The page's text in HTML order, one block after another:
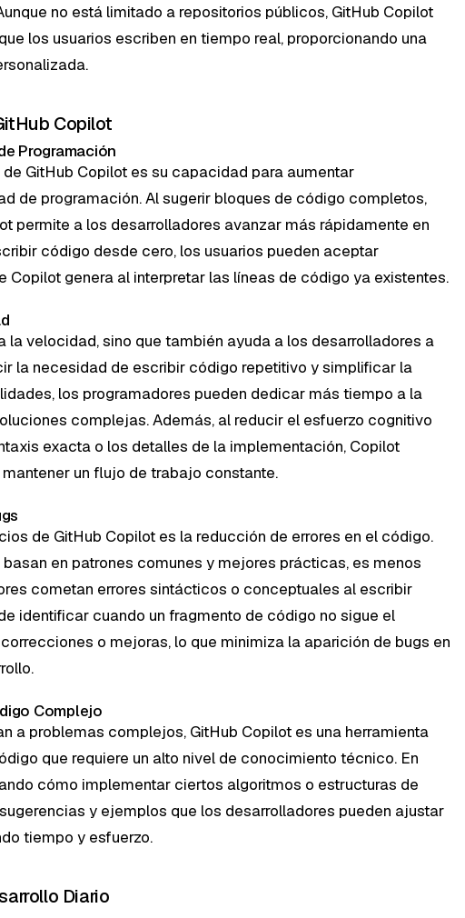
no está limitado a repositorios públicos, GitHub Copilot
los usuarios escriben en tiempo real, proporcionando una
Copilot
Programación
GitHub Copilot es su capacidad para aumentar
de programación. Al sugerir bloques de código completos,
permite a los desarrolladores avanzar más rápidamente en
código desde cero, los usuarios pueden aceptar
Copilot genera al interpretar las líneas de código ya existentes.
la velocidad, sino que también ayuda a los desarrolladores a
la necesidad de escribir código repetitivo y simplificar la
los programadores pueden dedicar más tiempo a la
complejas. Además, al reducir el esfuerzo cognitivo
exacta o los detalles de la implementación, Copilot
un flujo de trabajo constante.
de GitHub Copilot es la reducción de errores en el código.
en patrones comunes y mejores prácticas, es menos
cometan errores sintácticos o conceptuales al escribir
identificar cuando un fragmento de código no sigue el
o mejoras, lo que minimiza la aparición de bugs en
Complejo
a problemas complejos, GitHub Copilot es una herramienta
que requiere un alto nivel de conocimiento técnico. En
cómo implementar ciertos algoritmos o estructuras de
y ejemplos que los desarrolladores pueden ajustar
tiempo y esfuerzo.
Diario